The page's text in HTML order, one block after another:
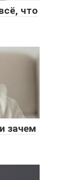
что
зачем